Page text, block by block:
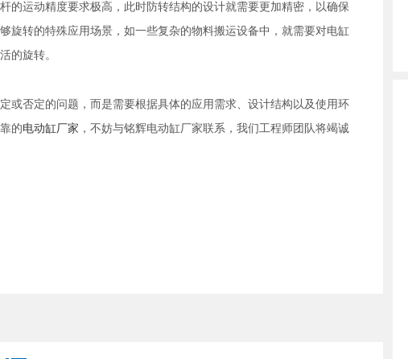
运动精度要求极高，此时防转结构的设计就需要更加精密，以确保
旋转的特殊应用场景，如一些复杂的物料搬运设备中，就需要对电缸
的旋转。
否定的问题，而是需要根据具体的应用需求、设计结构以及使用环
的电动缸厂家 ，不妨与铭辉电动缸厂家联系，我们工程师团队将竭诚